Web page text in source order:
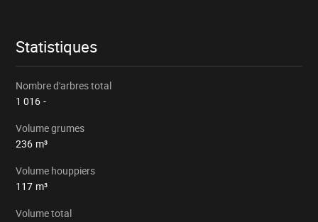
Statistiques
Nombre d'arbres total
1 016 -
Volume grumes
236 m³
Volume houppiers
117 m³
Volume total